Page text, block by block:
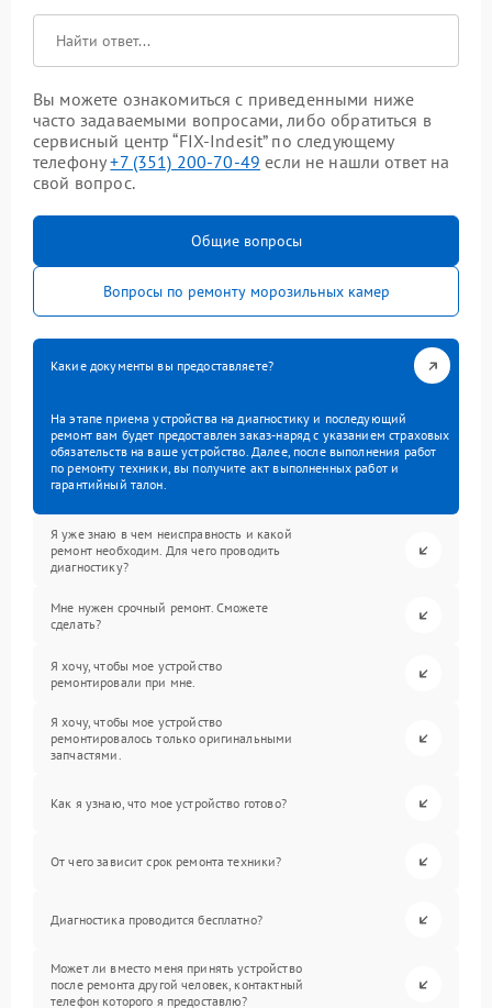
Вы можете ознакомиться с приведенными ниже
часто задаваемыми вопросами, либо обратиться в
сервисный центр “FIX-Indesit” по следующему
телефону+7 (351) 200-70-49 если не нашли ответ на
свой вопрос.
Общие вопросы
Вопросы по ремонту морозильных камер
Какие документы вы предоставляете?
На этапе приема устройства на диагностику и последующий
ремонт вам будет предоставлен заказ-наряд с указанием страховых
обязательств на ваше устройство. Далее, после выполнения работ
по ремонту техники, вы получите акт выполненных работ и
гарантийный талон.
Я уже знаю в чем неисправность и какой
ремонт необходим. Для чего проводить
диагностику?
Мне нужен срочный ремонт. Сможете
сделать?
Я хочу, чтобы мое устройство
ремонтировали при мне.
Я хочу, чтобы мое устройство
ремонтировалось только оригинальными
запчастями.
Как я узнаю, что мое устройство готово?
От чего зависит срок ремонта техники?
Диагностика проводится бесплатно?
Может ли вместо меня принять устройство
после ремонта другой человек, контактный
телефон которого я предоставлю?